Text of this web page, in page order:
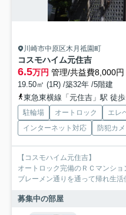
川崎市中原区木月祗園町
コスモハイム元住吉
6.5万円 管理/共益費8,000円
19.50㎡ (1R) /築32年 /5階建
東急東横線「元住吉」駅 徒
駐輪場 オートロック エレ
インターネット対応
防犯カメ
【コスモハイム元住吉】
オートロック完備のＲＣマンショ
ブレーメン通りを通って帰れ生活
募集中の部屋